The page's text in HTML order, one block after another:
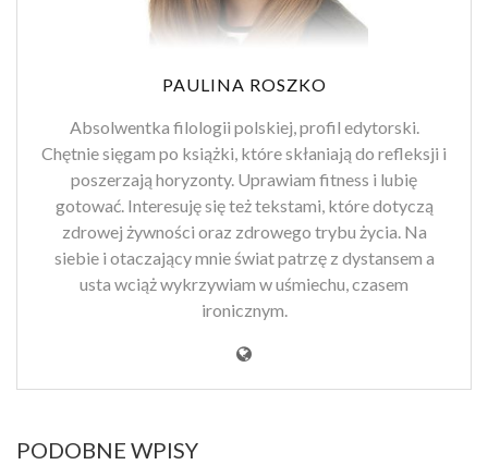
PAULINA ROSZKO
Absolwentka filologii polskiej, profil edytorski.
Chętnie sięgam po książki, które skłaniają do refleksji i
poszerzają horyzonty. Uprawiam fitness i lubię
gotować. Interesuję się też tekstami, które dotyczą
zdrowej żywności oraz zdrowego trybu życia. Na
siebie i otaczający mnie świat patrzę z dystansem a
usta wciąż wykrzywiam w uśmiechu, czasem
ironicznym.
PODOBNE WPISY